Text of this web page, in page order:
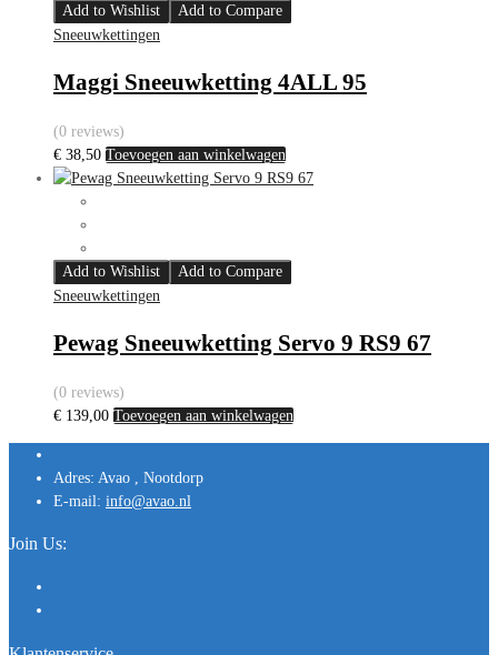
Add to Wishlist
Add to Compare
Sneeuwkettingen
Maggi Sneeuwketting 4ALL 95
(0 reviews)
€ 38,50 Toevoegen aan winkelwagen
Add to Wishlist
Add to Compare
Sneeuwkettingen
Pewag Sneeuwketting Servo 9 RS9 67
(0 reviews)
€ 139,00 Toevoegen aan winkelwagen
Adres: Avao , Nootdorp
E-mail: info@avao.nl
Join Us: